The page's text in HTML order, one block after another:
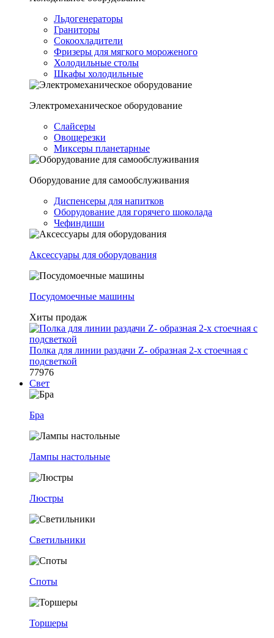
Льдогенераторы
Граниторы
Сокоохладители
Фризеры для мягкого мороженого
Холодильные столы
Шкафы холодильные
Электромеханическое оборудование
Слайсеры
Овощерезки
Миксеры планетарные
Оборудование для самообслуживания
Диспенсеры для напитков
Оборудование для горячего шоколада
Чефиндиши
Аксессуары для оборудования
Посудомоечные машины
Хиты продаж
Полка для линии раздачи Z- образная 2-х стоечная с
подсветкой
77976
Свет
Бра
Лампы настольные
Люстры
Светильники
Споты
Торшеры